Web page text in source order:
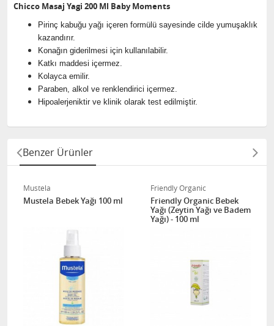
Chicco Masaj Yagi 200 Ml Baby Moments
Pirinç kabuğu yağı içeren formülü sayesinde cilde yumuşaklık
kazandırır.
Konağın giderilmesi için kullanılabilir.
Katkı maddesi içermez.
Kolayca emilir.
Paraben, alkol ve renklendirici içermez.
Hipoalerjeniktir ve klinik olarak test edilmiştir.
Benzer Ürünler
Mustela
Mustela Bebek Yağı 100 ml
Friendly Organic
Friendly Organic Bebek
Yağı (Zeytin Yağı ve Badem
Yağı) - 100 ml